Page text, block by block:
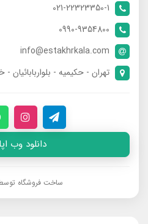
021-22323350-1
0990-9354800
info@estakhrkala.com
تهران - حکیمیه - بلواربابائیان -
دانلود وب
ساخت فروشگاه